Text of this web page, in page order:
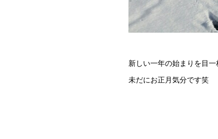
新しい一年の始まりを目
未だにお正月気分です笑